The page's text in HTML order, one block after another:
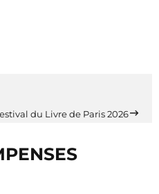
du Livre de Paris 2026